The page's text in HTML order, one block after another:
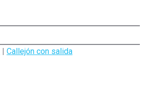
| Callejón con salida